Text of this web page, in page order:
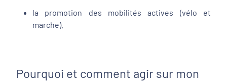
la promotion des mobilités actives (vélo et
marche).
Pourquoi et comment agir sur mon